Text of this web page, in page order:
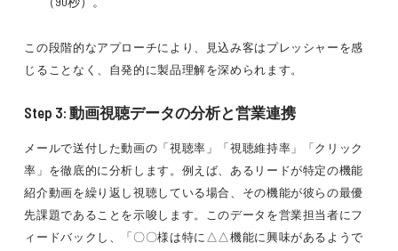
この段階的なアプローチにより、見込み客はプレッシャーを感
じることなく、自発的に製品理解を深められます。
Step 3: 動画視聴データの分析と営業連携
メールで送付した動画の「視聴率」「視聴維持率」「クリック
率」を徹底的に分析します。例えば、あるリードが特定の機能
紹介動画を繰り返し視聴している場合、その機能が彼らの最優
先課題であることを示唆します。このデータを営業担当者にフ
ィードバックし、「〇〇様は特に△△機能に興味があるようで